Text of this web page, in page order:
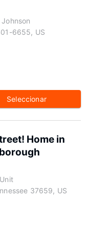
6655, US
Seleccionar
Home in
37659, US